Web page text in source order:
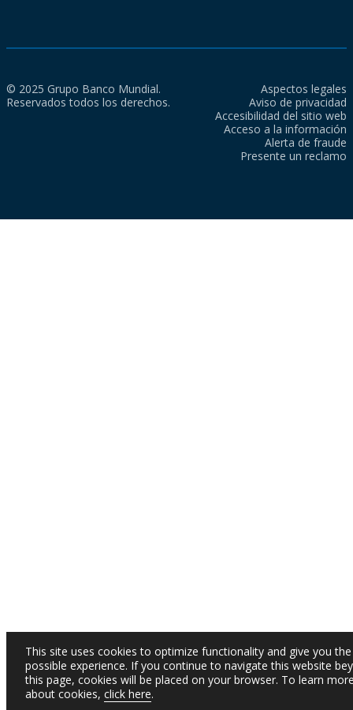
© 2025 Grupo Banco Mundial.
Reservados todos los derechos.
Aspectos legales
Aviso de privacidad
Accesibilidad del sitio web
Acceso a la información
Alerta de fraude
Presente un reclamo
This site uses cookies to optimize functionality and give you
possible experience. If you continue to navigate this website
this page, cookies will be placed on your browser. To learn
about cookies, click here.